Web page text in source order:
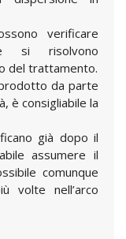
verificare
si risolvono
del trattamento.
da parte
è consigliabile la
già dopo il
assumere il
comunque
volte nell’arco